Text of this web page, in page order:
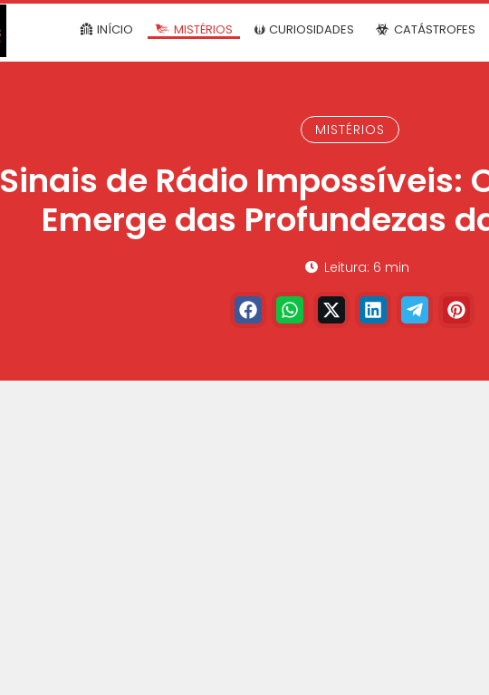
INÍCIO MISTÉRIOS CURIOSIDADES CATÁSTROFES
MISTÉRIOS
Sinais de Rádio Impossíveis:
Emerge das Profundezas
Leitura: 6 min